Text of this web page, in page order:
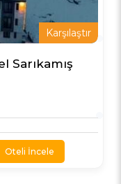
Karşılaştır
Sarıkamış
Oteli İncele